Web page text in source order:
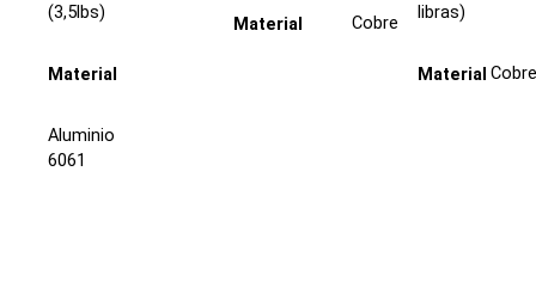
(3,5lbs)
Material
Aluminio
6061
Material Cobre
libras)
Material